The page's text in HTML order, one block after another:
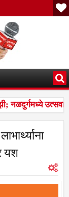
उत्सवाची
दुबार,
यश